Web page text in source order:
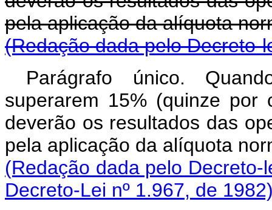
pela aplicação da
(Redação dada pelo Decreto-
Parágrafo único.
superarem 15% (quinze por
deverão os resultados das
pela aplicação da
(Redação dada pelo Decreto-
Decreto-Lei nº 1.967, de